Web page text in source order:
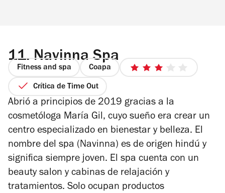
11. Navinna Spa
Fitness and spa Coapa
3
Crítica de Time Out
Abrió a principios de 2019 gracias a la
cosmetóloga María Gil, cuyo sueño era crear un
centro especializado en bienestar y belleza. El
nombre del spa (Navinna) es de origen hindú y
significa siempre joven. El spa cuenta con un
beauty salon y cabinas de relajación y
tratamientos. Solo ocupan productos